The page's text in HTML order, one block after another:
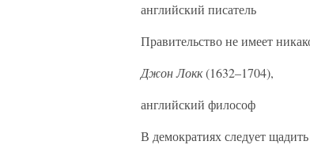
английский писатель
Правительство не имеет
Джон Локк(1632–1704),
английский философ
В демократиях следует